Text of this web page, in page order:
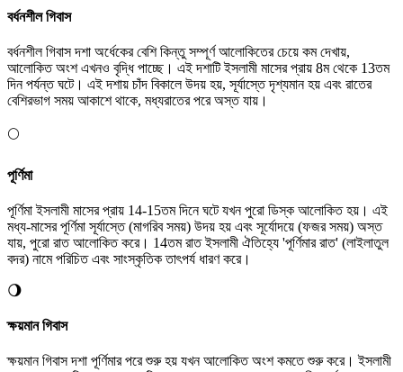
বর্ধনশীল গিবাস
বর্ধনশীল গিবাস দশা অর্ধেকের বেশি কিন্তু সম্পূর্ণ আলোকিতের চেয়ে কম দেখায়,
আলোকিত অংশ এখনও বৃদ্ধি পাচ্ছে। এই দশাটি ইসলামী মাসের প্রায় 8ম থেকে 13তম
দিন পর্যন্ত ঘটে। এই দশায় চাঁদ বিকালে উদয় হয়, সূর্যাস্তে দৃশ্যমান হয় এবং রাতের
বেশিরভাগ সময় আকাশে থাকে, মধ্যরাতের পরে অস্ত যায়।
🌕
পূর্ণিমা
পূর্ণিমা ইসলামী মাসের প্রায় 14-15তম দিনে ঘটে যখন পুরো ডিস্ক আলোকিত হয়। এই
মধ্য-মাসের পূর্ণিমা সূর্যাস্তে (মাগরিব সময়) উদয় হয় এবং সূর্যোদয়ে (ফজর সময়) অস্ত
যায়, পুরো রাত আলোকিত করে। 14তম রাত ইসলামী ঐতিহ্যে 'পূর্ণিমার রাত' (লাইলাতুল
বদর) নামে পরিচিত এবং সাংস্কৃতিক তাৎপর্য ধারণ করে।
🌖
ক্ষয়মান গিবাস
ক্ষয়মান গিবাস দশা পূর্ণিমার পরে শুরু হয় যখন আলোকিত অংশ কমতে শুরু করে। ইসলামী